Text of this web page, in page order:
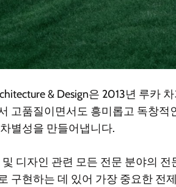
& Design은 2013년 루카
고품질이면서도 흥미롭고 독창
별성을 만들어냅니다.
디자인 관련 모든 전문 분야의
구현하는 데 있어 가장 중요한 전